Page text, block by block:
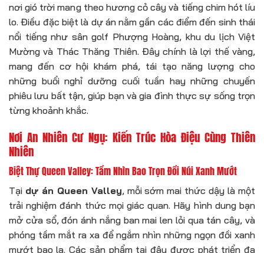
nơi gió trời mang theo hương cỏ cây và tiếng chim hót líu
lo. Điều đặc biệt là dự án nằm gần các điểm đến sinh thái
nổi tiếng như sân golf Phượng Hoàng, khu du lịch Việt
Mường và Thác Thăng Thiên. Đây chính là lợi thế vàng,
mang đến cơ hội khám phá, tái tạo năng lượng cho
những buổi nghỉ dưỡng cuối tuần hay những chuyến
phiêu lưu bất tận, giúp bạn và gia đình thực sự sống trọn
từng khoảnh khắc.
Nơi An Nhiên Cư Ngụ: Kiến Trúc Hòa Điệu Cùng Thiên
Nhiên
Biệt Thự Queen Valley: Tầm Nhìn Bao Trọn Đồi Núi Xanh Mướt
Tại dự án Queen Valley, mỗi sớm mai thức dậy là một
trải nghiệm đánh thức mọi giác quan. Hãy hình dung bạn
mở cửa sổ, đón ánh nắng ban mai len lỏi qua tán cây, và
phóng tầm mắt ra xa để ngắm nhìn những ngọn đồi xanh
mướt bao la. Các sản phẩm tại đây được phát triển đa